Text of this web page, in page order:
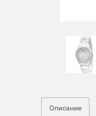
Описание